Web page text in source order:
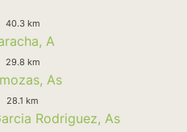
40.3 km
A
29.8 km
As
28.1 km
Rodriguez, As